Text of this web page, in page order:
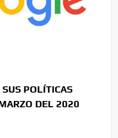
POLÍTICAS
DEL 2020